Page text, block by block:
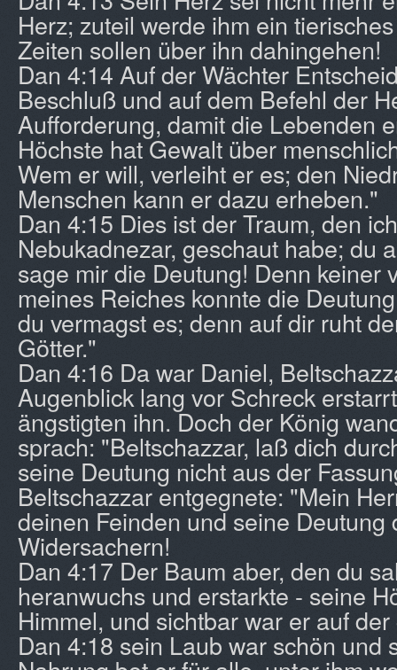
Herz; zuteil werde ihm ein
Zeiten sollen über ihn dahingehen!
Dan 4:14 Auf der Wächter
Beschluß und auf dem Befehl der
Aufforderung, damit die Lebenden
Höchste hat Gewalt über
Wem er will, verleiht er es; den
Menschen kann er dazu erheben."
Dan 4:15 Dies ist der Traum, den
Nebukadnezar, geschaut habe; du
sage mir die Deutung! Denn keiner
meines Reiches konnte die
du vermagst es; denn auf dir ruht
Götter."
Dan 4:16 Da war Daniel,
Augenblick lang vor Schreck
ängstigten ihn. Doch der König
sprach: "Beltschazzar, laß dich
seine Deutung nicht aus der
Beltschazzar entgegnete: "Mein
deinen Feinden und seine Deutung
Widersachern!
Dan 4:17 Der Baum aber, den du
heranwuchs und erstarkte - seine
Himmel, und sichtbar war er auf
Dan 4:18 sein Laub war schön und